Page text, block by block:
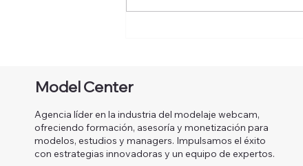
Model Center
Agencia líder en la industria del modelaje webcam,
ofreciendo formación, asesoría y monetización para
modelos, estudios y managers. Impulsamos el éxito
con estrategias innovadoras y un equipo de expertos.